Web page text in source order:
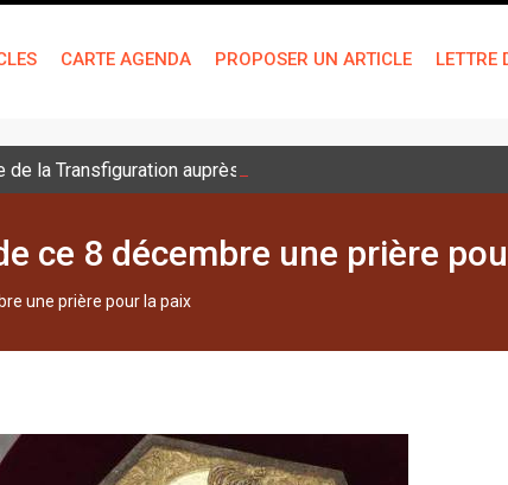
CARTE AGENDA PROPOSER UN ARTICLE LETTRE
la Transfiguration auprès des jeunes
ce 8 décembre une prière
une prière pour la paix